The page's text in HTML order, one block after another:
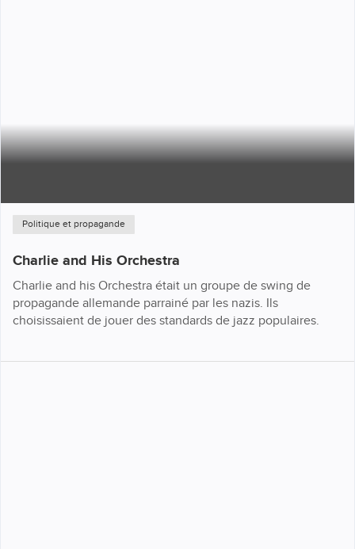
Politique et propagande
Charlie and His Orchestra
Charlie and his Orchestra était un groupe de swing de
propagande allemande parrainé par les nazis. Ils
choisissaient de jouer des standards de jazz populaires.